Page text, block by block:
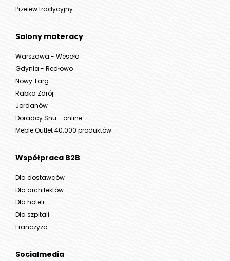
Przelew tradycyjny
Salony materacy
Warszawa - Wesoła
Gdynia - Redłowo
Nowy Targ
Rabka Zdrój
Jordanów
Doradcy Snu - online
Meble Outlet 40.000 produktów
Współpraca B2B
Dla dostawców
Dla architektów
Dla hoteli
Dla szpitali
Franczyza
Socialmedia